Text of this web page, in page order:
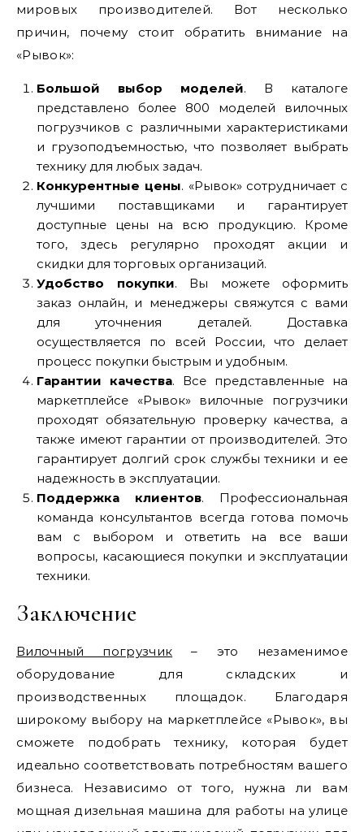
мировых производителей. Вот несколько
причин, почему стоит обратить внимание на
«Рывок»:
Большой выбор моделей. В каталоге
представлено более 800 моделей вилочных
погрузчиков с различными характеристиками
и грузоподъемностью, что позволяет выбрать
технику для любых задач.
Конкурентные цены. «Рывок» сотрудничает с
лучшими поставщиками и гарантирует
доступные цены на всю продукцию. Кроме
того, здесь регулярно проходят акции и
скидки для торговых организаций.
Удобство покупки. Вы можете оформить
заказ онлайн, и менеджеры свяжутся с вами
для уточнения деталей. Доставка
осуществляется по всей России, что делает
процесс покупки быстрым и удобным.
Гарантии качества. Все представленные на
маркетплейсе «Рывок» вилочные погрузчики
проходят обязательную проверку качества, а
также имеют гарантии от производителей. Это
гарантирует долгий срок службы техники и ее
надежность в эксплуатации.
Поддержка клиентов. Профессиональная
команда консультантов всегда готова помочь
вам с выбором и ответить на все ваши
вопросы, касающиеся покупки и эксплуатации
техники.
Заключение
Вилочный погрузчик – это незаменимое
оборудование для складских и
производственных площадок. Благодаря
широкому выбору на маркетплейсе «Рывок», вы
сможете подобрать технику, которая будет
идеально соответствовать потребностям вашего
бизнеса. Независимо от того, нужна ли вам
мощная дизельная машина для работы на улице